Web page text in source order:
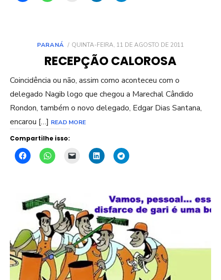
PARANÁ
POSTED
QUINTA-FEIRA, 11 DE AGOSTO DE 2011
RECEPÇÃO CALOROSA
Coincidência ou não, assim como aconteceu com o
delegado Nagib logo que chegou a Marechal Cândido
Rondon, também o novo delegado, Edgar Dias Santana,
encarou […] READ MORE
Compartilhe isso: